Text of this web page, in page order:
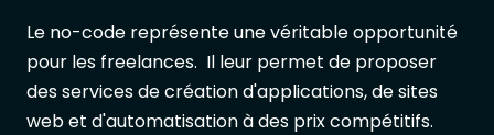
Le no-code représente une véritable opportunité
pour les freelances. Il leur permet de proposer
des services de création d'applications, de sites
web et d'automatisation à des prix compétitifs.